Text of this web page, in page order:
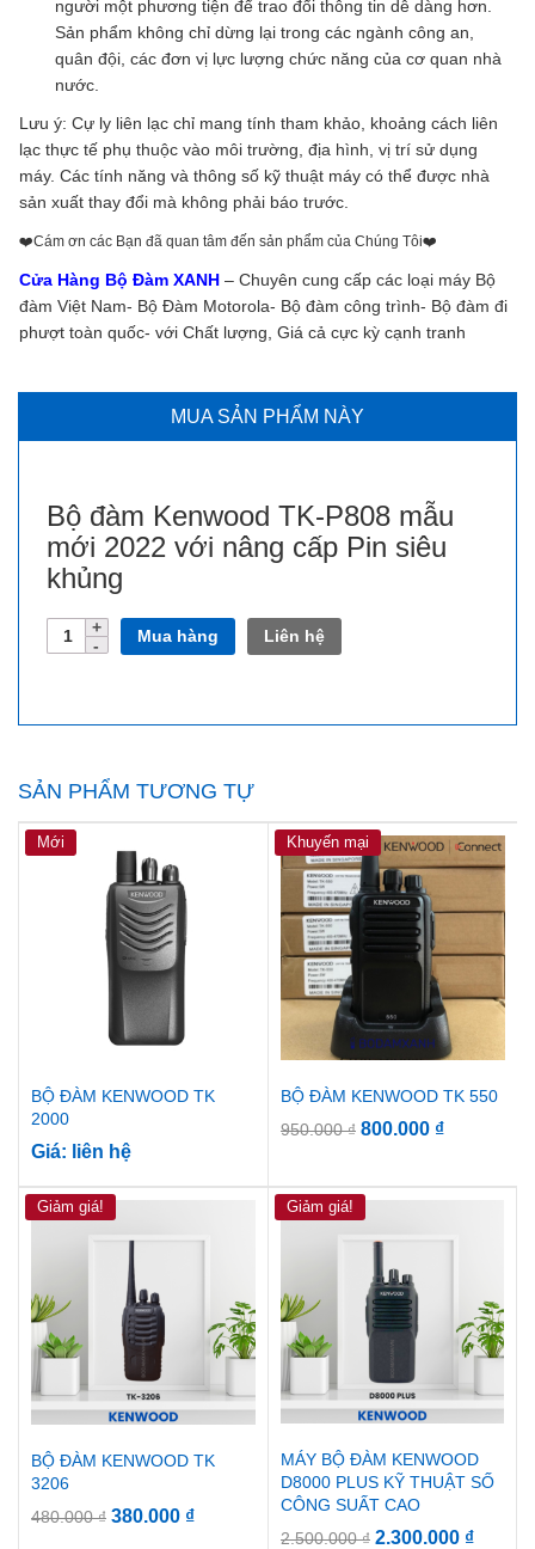
người một phương tiện để trao đổi thông tin dễ dàng hơn.
Sản phẩm không chỉ dừng lại trong các ngành công an,
quân đội, các đơn vị lực lượng chức năng của cơ quan nhà
nước.
Lưu ý: Cự ly liên lạc chỉ mang tính tham khảo, khoảng cách liên
lạc thực tế phụ thuộc vào môi trường, địa hình, vị trí sử dụng
máy. Các tính năng và thông số kỹ thuật máy có thể được nhà
sản xuất thay đổi mà không phải báo trước.
❤️️Cám ơn các Bạn đã quan tâm đến sản phẩm của Chúng Tôi❤️️
Cửa Hàng Bộ Đàm XANH – Chuyên cung cấp các loại máy Bộ
đàm Việt Nam- Bộ Đàm Motorola- Bộ đàm công trình- Bộ đàm đi
phượt toàn quốc- với Chất lượng, Giá cả cực kỳ cạnh tranh
MUA SẢN PHẨM NÀY
Bộ đàm Kenwood TK-P808 mẫu
mới 2022 với nâng cấp Pin siêu
khủng
Số
lượng
Mua hàng Liên hệ
SẢN PHẨM TƯƠNG TỰ
Mới
BỘ ĐÀM KENWOOD TK
2000
Giá: liên hệ
Khuyến mại
BỘ ĐÀM KENWOOD TK 550
950.000₫ 800.000 ₫
Giảm giá!
BỘ ĐÀM KENWOOD TK
3206
480.000₫ 380.000 ₫
Giảm giá!
MÁY BỘ ĐÀM KENWOOD
D8000 PLUS KỸ THUẬT SỐ
CÔNG SUẤT CAO
2.500.000₫ 2.300.000 ₫